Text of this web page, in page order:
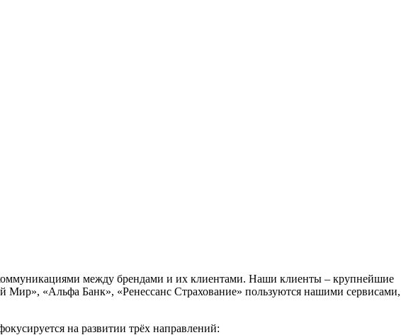
между брендами и их клиентами. Наши клиенты – крупнейшие
«Альфа Банк», «Ренессанс Страхование» пользуются нашими сервисами,
на развитии трёх направлений: